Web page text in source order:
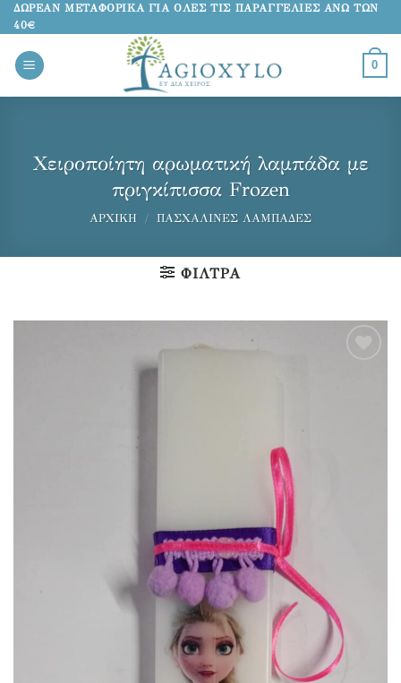
Μετάβαση
στο
περιεχόμενο
ΔΩΡΕΑΝ ΜΕΤΑΦΟΡΙΚΑ ΓΙΑ ΟΛΕΣ ΤΙΣ ΠΑΡΑΓΓΕΛΙΕΣ ΑΝΩ ΤΩΝ
40€
0
Χειροποίητη αρωματική λαμπάδα με
πριγκίπισσα Frozen
ΑΡΧΙΚΉ / ΠΑΣΧΑΛΙΝΕΣ ΛΑΜΠΑΔΕΣ
ΦΊΛΤΡΑ